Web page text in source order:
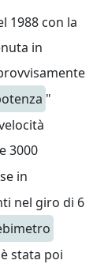
1988 con la
in
"
3000
in
nel giro di 6
stata poi